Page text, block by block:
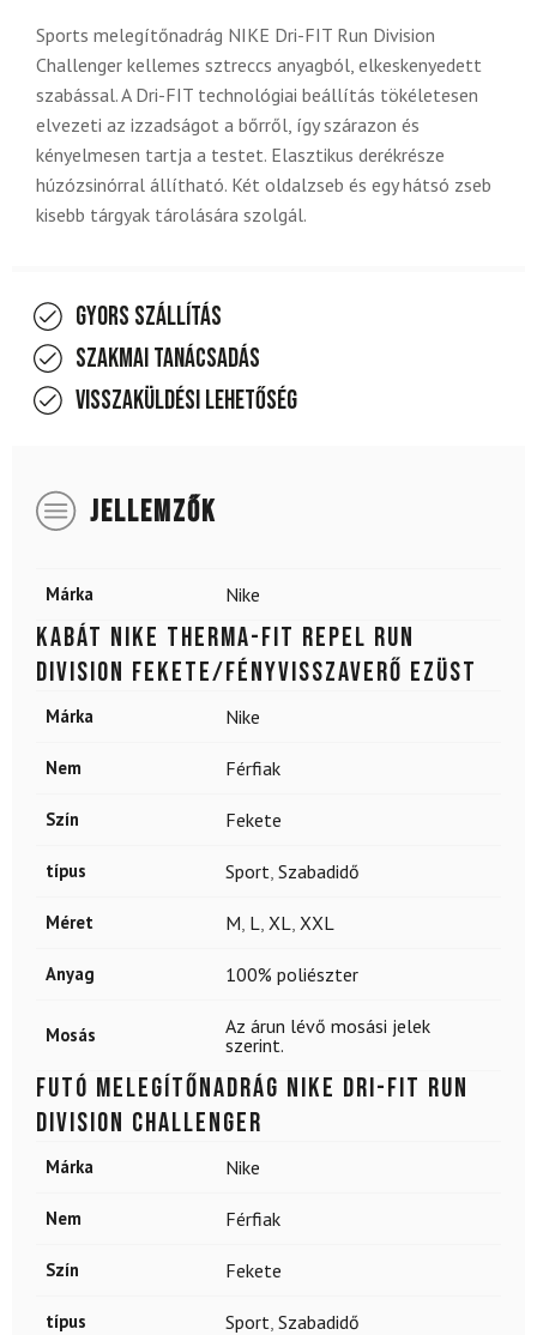
Sports melegítőnadrág NIKE Dri-FIT Run Division
Challenger kellemes sztreccs anyagból, elkeskenyedett
szabással. A Dri-FIT technológiai beállítás tökéletesen
elvezeti az izzadságot a bőrről, így szárazon és
kényelmesen tartja a testet. Elasztikus derékrésze
húzózsinórral állítható. Két oldalzseb és egy hátsó zseb
kisebb tárgyak tárolására szolgál.
Gyors szállítás
Szakmai tanácsadás
Visszaküldési lehetőség
JELLEMZŐK
Márka Nike
Kabát NIKE Therma-FIT Repel Run
Division fekete/fényvisszaverő ezüst
Márka Nike
Nem Férfiak
Szín Fekete
típus Sport, Szabadidő
Méret M, L, XL, XXL
Anyag 100% poliészter
Mosás
Az árun lévő mosási jelek
szerint.
Futó melegítőnadrág NIKE Dri-FIT Run
Division Challenger
Márka Nike
Nem Férfiak
Szín Fekete
típus Sport, Szabadidő